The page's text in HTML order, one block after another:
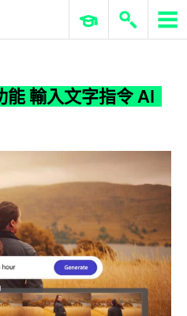
ERP 與商業 AI
輸入文字指令 AI